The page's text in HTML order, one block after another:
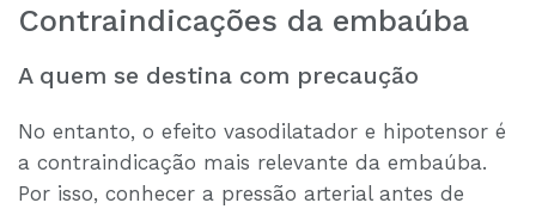
Contraindicações da embaúba
A quem se destina com precaução
No entanto, o efeito vasodilatador e hipotensor é
a contraindicação mais relevante da embaúba.
Por isso, conhecer a pressão arterial antes de